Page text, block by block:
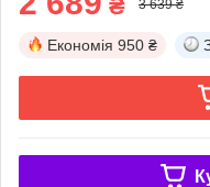
₴ 3 639 ₴
Економія 950 ₴